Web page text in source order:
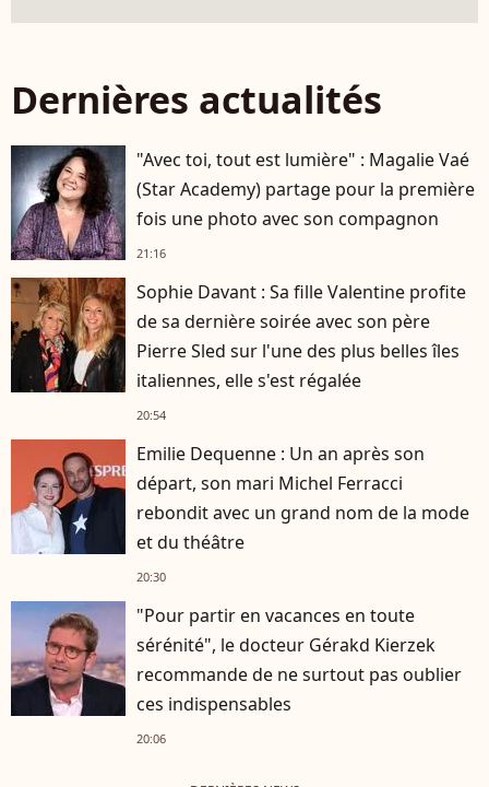
Dernières actualités
"Avec toi, tout est lumière" : Magalie Vaé
(Star Academy) partage pour la première
fois une photo avec son compagnon
21:16
Sophie Davant : Sa fille Valentine profite
de sa dernière soirée avec son père
Pierre Sled sur l'une des plus belles îles
italiennes, elle s'est régalée
20:54
Emilie Dequenne : Un an après son
départ, son mari Michel Ferracci
rebondit avec un grand nom de la mode
et du théâtre
20:30
"Pour partir en vacances en toute
sérénité", le docteur Gérakd Kierzek
recommande de ne surtout pas oublier
ces indispensables
20:06